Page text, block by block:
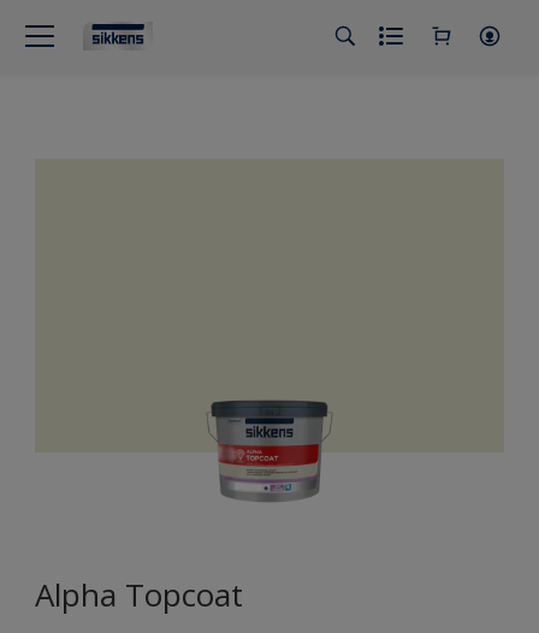
Alpha Topcoat